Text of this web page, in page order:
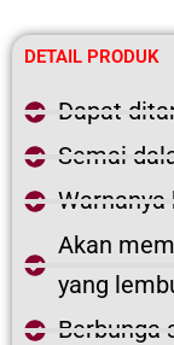
DETAIL PRODUK
Dapat
Semai
Warnanya
Akan
yang
Berbunga